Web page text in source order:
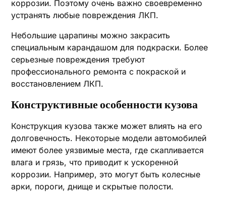
коррозии. Поэтому очень важно своевременно
устранять любые повреждения ЛКП.
Небольшие царапины можно закрасить
специальным карандашом для подкраски. Более
серьезные повреждения требуют
профессионального ремонта с покраской и
восстановлением ЛКП.
Конструктивные особенности кузова
Конструкция кузова также может влиять на его
долговечность. Некоторые модели автомобилей
имеют более уязвимые места, где скапливается
влага и грязь, что приводит к ускоренной
коррозии. Например, это могут быть колесные
арки, пороги, днище и скрытые полости.